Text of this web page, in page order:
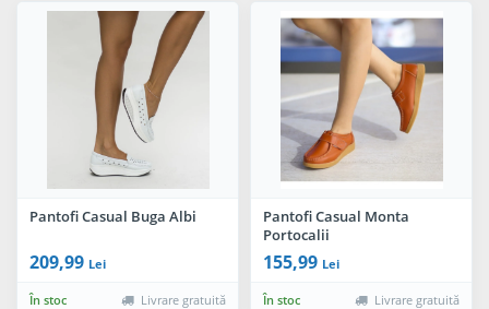
Pantofi Casual Buga Albi
209,99 Lei
În stoc Livrare gratuită
Pantofi Casual Monta
Portocalii
155,99 Lei
În stoc Livrare gratuită